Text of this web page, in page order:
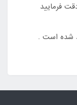
فرمایید
شده است .